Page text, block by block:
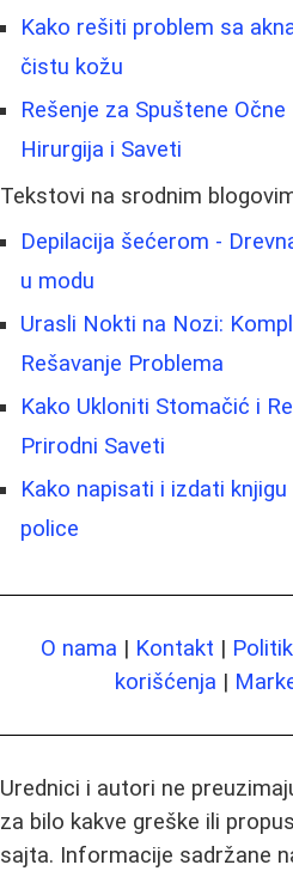
Kako rešiti problem sa
čistu kožu
Rešenje za Spuštene Očne
Hirurgija i Saveti
Tekstovi na srodnim
Depilacija šećerom -
u modu
Urasli Nokti na Nozi:
Rešavanje Problema
Kako Ukloniti Stomačić i
Prirodni Saveti
Kako napisati i izdati
police
O nama | Kontakt |
korišćenja |
Urednici i autori ne
za bilo kakve greške ili
sajta. Informacije sadržane